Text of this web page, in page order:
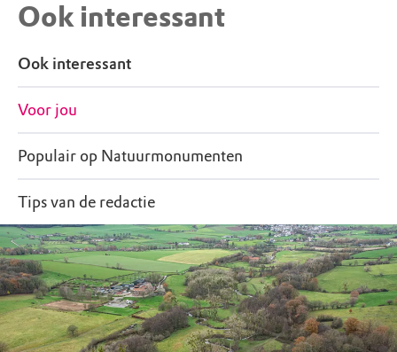
Ook interessant
Ook interessant
Voor jou
Populair op Natuurmonumenten
Tips van de redactie